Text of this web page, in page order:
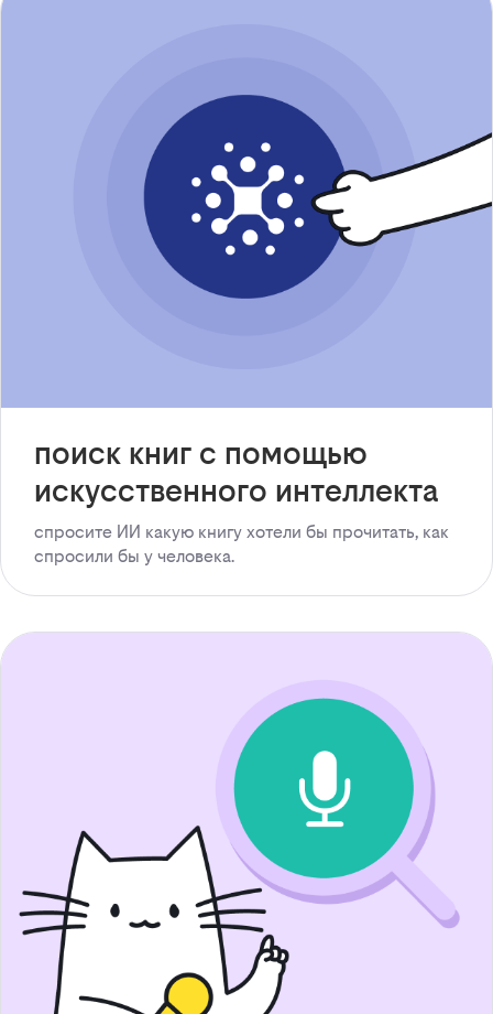
поиск книг с помощью
искусственного интеллекта
спросите ИИ какую книгу хотели бы прочитать, как
спросили бы у человека.